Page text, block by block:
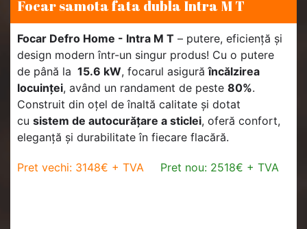
Focar samota fata dubla Intra M T
Focar Defro Home - Intra M T – putere, eficiență și
design modern într-un singur produs! Cu o putere
de până la 15.6 kW, focarul asigurăîncălzirea
locuinței, având un randament de peste 80%.
Construit din oțel de înaltă calitate și dotat
cu sistem de autocurățare a sticlei, oferă confort,
eleganță și durabilitate în fiecare flacără.
Pret vechi: 3148€ + TVA Pret nou: 2518€ + TVA